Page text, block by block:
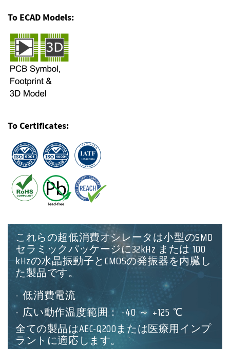
To ECAD Models:
To Certificates:
これらの超低消費オシレータは小型のSMD
セラミックパッケージに32kHz または 100
kHzの水晶振動子とCMOSの発振器を内臓し
た製品です。
低消費電流
広い動作温度範囲： -40 ～ +125 ℃
全ての製品はAEC-Q200または医療用インプ
ラントに適応します。